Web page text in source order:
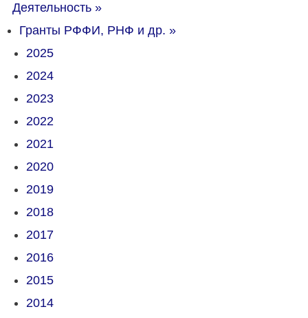
Деятельность »
Гранты РФФИ, РНФ и др. »
2025
2024
2023
2022
2021
2020
2019
2018
2017
2016
2015
2014